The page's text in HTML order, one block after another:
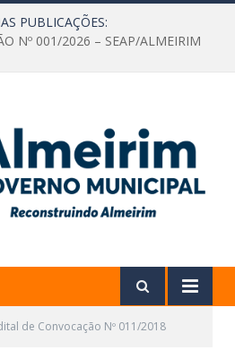
PUBLICAÇÕES:
Nº 001/2026 – SEAP/ALMEIRIM
de Convocação Nº 011/2018